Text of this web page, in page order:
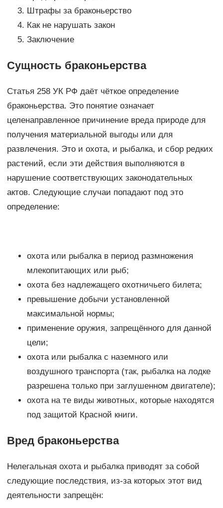
Штрафы за браконьерство
Как не нарушать закон
Заключение
Сущность браконьерства
Статья 258 УК РФ даёт чёткое определение
браконьерства. Это понятие означает
целенаправленное причинение вреда природе для
получения материальной выгоды или для
развлечения. Это и охота, и рыбалка, и сбор редких
растений, если эти действия выполняются в
нарушение соответствующих законодательных
актов. Следующие случаи попадают под это
определение:
охота или рыбалка в период размножения
млекопитающих или рыб;
охота без надлежащего охотничьего билета;
превышение добычи установленной
максимальной нормы;
применение оружия, запрещённого для данной
цели;
охота или рыбалка с наземного или
воздушного транспорта (так, рыбалка на лодке
разрешена только при заглушенном двигателе);
охота на те виды животных, которые находятся
под защитой Красной книги.
Вред браконьерства
Нелегальная охота и рыбалка приводят за собой
следующие последствия, из-за которых этот вид
деятельности запрещён: